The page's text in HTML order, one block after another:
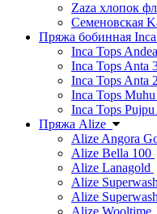
Zaza хлопок
Семеновская
Пряжа бобинная
Inca Tops
Inca Tops Anta
Inca Tops Anta
Inca Tops
Inca Tops
Пряжа Alize
Alize Angora
Alize Bella 100
Alize Lanagold
Alize
Alize